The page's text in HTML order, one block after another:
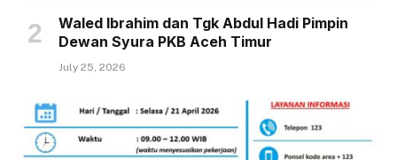
Waled Ibrahim dan Tgk Abdul Hadi Pimpin
Dewan Syura PKB Aceh Timur
July 25, 2026